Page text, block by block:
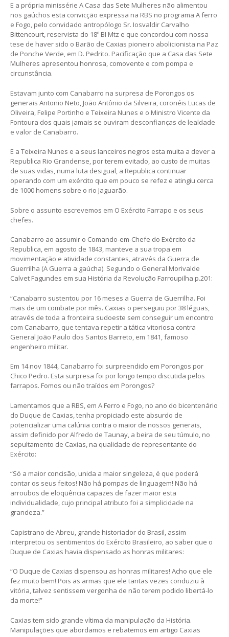
E a própria minissérie A Casa das Sete Mulheres não alimentou
nos gaúchos esta convicção expressa na RBS no programa A ferro
e Fogo, pelo convidado antropólogo Sr. Iosvaldir Carvalho
Bittencourt, reservista do 18º BI Mtz e que concordou com nossa
tese de haver sido o Barão de Caxias pioneiro abolicionista na Paz
de Ponche Verde, em D. Pedrito. Pacificação que a Casa das Sete
Mulheres apresentou honrosa, comovente e com pompa e
circunstância.
Estavam junto com Canabarro na surpresa de Porongos os
generais Antonio Neto, João Antônio da Silveira, coronéis Lucas de
Oliveira, Felipe Portinho e Teixeira Nunes e o Ministro Vicente da
Fontoura dos quais jamais se ouviram desconfianças de lealdade
e valor de Canabarro.
E a Teixeira Nunes e a seus lanceiros negros esta muita a dever a
Republica Rio Grandense, por terem evitado, ao custo de muitas
de suas vidas, numa luta desigual, a Republica continuar
operando com um exército que em pouco se refez e atingiu cerca
de 1000 homens sobre o rio Jaguarão.
Sobre o assunto escrevemos em O Exército Farrapo e os seus
chefes.
Canabarro ao assumir o Comando-em-Chefe do Exército da
Republica, em agosto de 1843, manteve a sua tropa em
movimentação e atividade constantes, através da Guerra de
Guerrilha (A Guerra a gaúcha). Segundo o General Morivalde
Calvet Fagundes em sua História da Revolução Farroupilha p.201:
“Canabarro sustentou por 16 meses a Guerra de Guerrilha. Foi
mais de um combate por mês. Caxias o perseguiu por 38 léguas,
através de toda a fronteira sudoeste sem conseguir um encontro
com Canabarro, que tentava repetir a tática vitoriosa contra
General João Paulo dos Santos Barreto, em 1841, famoso
engenheiro militar.
Em 14 nov 1844, Canabarro foi surpreendido em Porongos por
Chico Pedro. Esta surpresa foi por longo tempo discutida pelos
farrapos. Fomos ou não traídos em Porongos?
Lamentamos que a RBS, em A Ferro e Fogo, no ano do bicentenário
do Duque de Caxias, tenha propiciado este absurdo de
potencializar uma calúnia contra o maior de nossos generais,
assim definido por Alfredo de Taunay, a beira de seu túmulo, no
sepultamento de Caxias, na qualidade de representante do
Exército:
“Só a maior concisão, unida a maior singeleza, é que poderá
contar os seus feitos! Não há pompas de linguagem! Não há
arroubos de eloqüência capazes de fazer maior esta
individualidade, cujo principal atributo foi a simplicidade na
grandeza.”
Capistrano de Abreu, grande historiador do Brasil, assim
interpretou os sentimentos do Exército Brasileiro, ao saber que o
Duque de Caxias havia dispensado as honras militares:
“O Duque de Caxias dispensou as honras militares! Acho que ele
fez muito bem! Pois as armas que ele tantas vezes conduziu à
vitória, talvez sentissem vergonha de não terem podido libertá-lo
da morte!”
Caxias tem sido grande vítima da manipulação da História.
Manipulações que abordamos e rebatemos em artigo Caxias